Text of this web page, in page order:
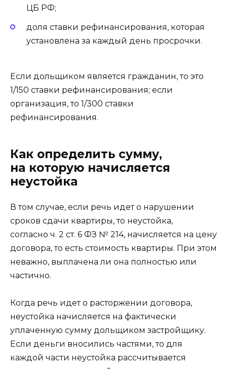
ЦБ РФ;
доля ставки рефинансирования, которая
установлена за каждый день просрочки.
Если дольщиком является гражданин, то это
1/150 ставки рефинансирования; если
организация, то 1/300 ставки
рефинансирования.
Как определить сумму,
на которую начисляется
неустойка
В том случае, если речь идет о нарушении
сроков сдачи квартиры, то неустойка,
согласно ч. 2 ст. 6 ФЗ № 214, начисляется на цену
договора, то есть стоимость квартиры. При этом
неважно, выплачена ли она полностью или
частично.
Когда речь идет о расторжении договора,
неустойка начисляется на фактически
уплаченную сумму дольщиком застройщику.
Если деньги вносились частями, то для
каждой части неустойка рассчитывается